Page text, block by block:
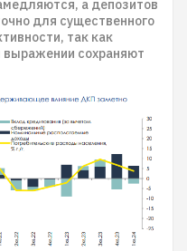
а депозитов
для существенного
так как
сохраняют